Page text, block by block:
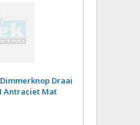
Draai
Antraciet Mat